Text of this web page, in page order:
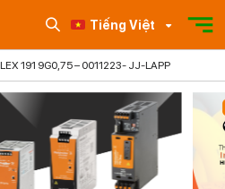
Tiếng Việt
191 9G0,75 – 0011223- JJ-LAPP